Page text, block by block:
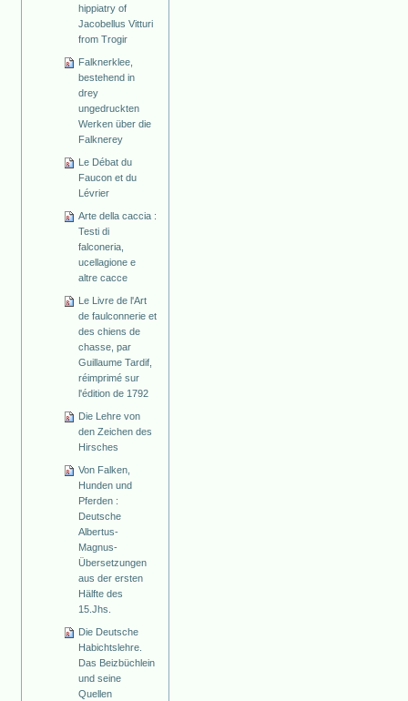
hippiatry of
Jacobellus Vitturi
from Trogir
Falknerklee,
bestehend in
drey
ungedruckten
Werken über die
Falknerey
Le Débat du
Faucon et du
Lévrier
Arte della caccia :
Testi di
falconeria,
ucellagione e
altre cacce
Le Livre de l'Art
de faulconnerie et
des chiens de
chasse, par
Guillaume Tardif,
réimprimé sur
l'édition de 1792
Die Lehre von
den Zeichen des
Hirsches
Von Falken,
Hunden und
Pferden :
Deutsche
Albertus-
Magnus-
Übersetzungen
aus der ersten
Hälfte des
15.Jhs.
Die Deutsche
Habichtslehre.
Das Beizbüchlein
und seine
Quellen